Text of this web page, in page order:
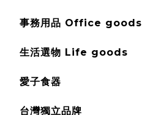
事務用品 Office goods
生活選物 Life goods
愛子食器
台灣獨立品牌